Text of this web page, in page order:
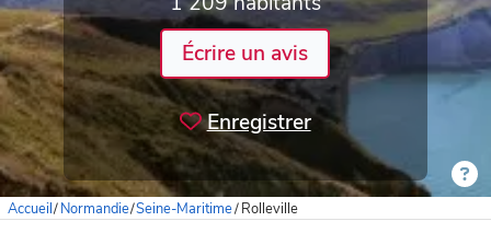
Écrire un avis
Enregistrer
Accueil/Normandie/Seine-Maritime/Rolleville